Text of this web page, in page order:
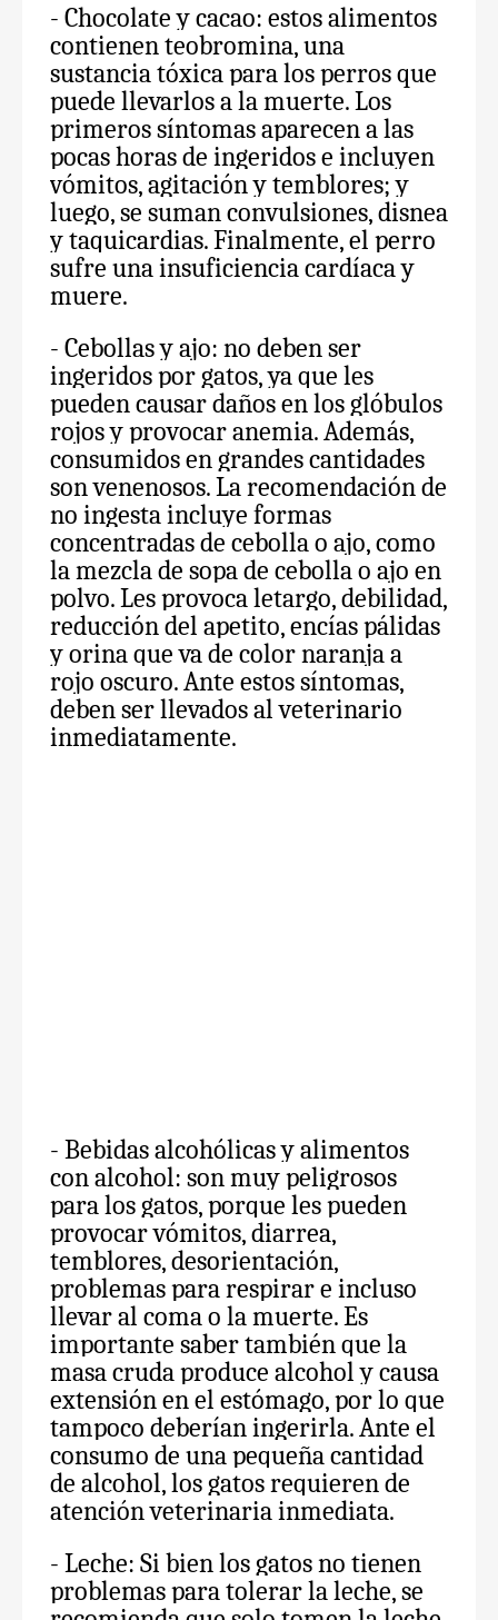
- Chocolate y cacao: estos alimentos
contienen teobromina, una
sustancia tóxica para los perros que
puede llevarlos a la muerte. Los
primeros síntomas aparecen a las
pocas horas de ingeridos e incluyen
vómitos, agitación y temblores; y
luego, se suman convulsiones, disnea
y taquicardias. Finalmente, el perro
sufre una insuficiencia cardíaca y
muere.
- Cebollas y ajo: no deben ser
ingeridos por gatos, ya que les
pueden causar daños en los glóbulos
rojos y provocar anemia. Además,
consumidos en grandes cantidades
son venenosos. La recomendación de
no ingesta incluye formas
concentradas de cebolla o ajo, como
la mezcla de sopa de cebolla o ajo en
polvo. Les provoca letargo, debilidad,
reducción del apetito, encías pálidas
y orina que va de color naranja a
rojo oscuro. Ante estos síntomas,
deben ser llevados al veterinario
inmediatamente.
- Bebidas alcohólicas y alimentos
con alcohol: son muy peligrosos
para los gatos, porque les pueden
provocar vómitos, diarrea,
temblores, desorientación,
problemas para respirar e incluso
llevar al coma o la muerte. Es
importante saber también que la
masa cruda produce alcohol y causa
extensión en el estómago, por lo que
tampoco deberían ingerirla. Ante el
consumo de una pequeña cantidad
de alcohol, los gatos requieren de
atención veterinaria inmediata.
- Leche: Si bien los gatos no tienen
problemas para tolerar la leche, se